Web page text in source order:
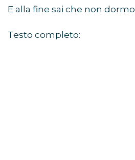
E alla fine sai che non dormo
Testo completo: